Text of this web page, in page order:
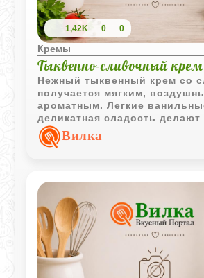
1,42K 0 0
Кремы
Тыквенно-сливочный крем
Нежный тыквенный крем со
получается мягким,
ароматным. Легкие
деликатная сладость делают
уютным и особенно приятным
охлажденном виде.
Вилка